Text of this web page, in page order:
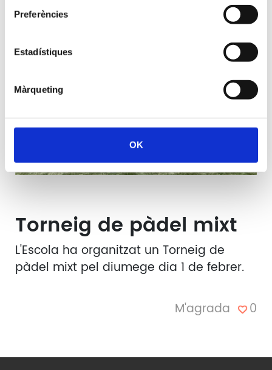
Preferències
Estadístiques
Màrqueting
OK
Torneig de pàdel mixt
L'Escola ha organitzat un Torneig de
pàdel mixt pel diumege dia 1 de febrer.
M'agrada 0